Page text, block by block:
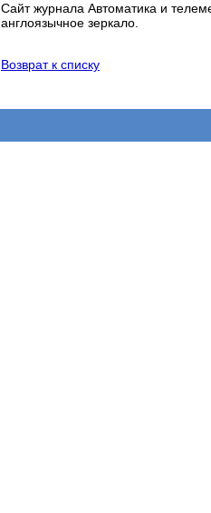
Сайт журнала Автоматика и
англоязычное зеркало.
Возврат к списку